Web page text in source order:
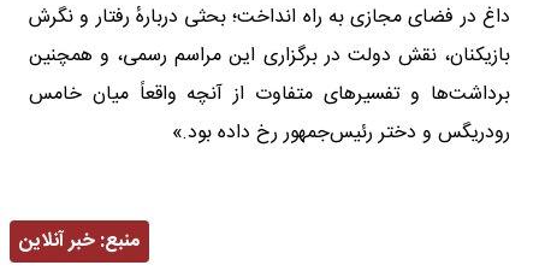
داغ در فضای مجازی به راه انداخت؛ بحثی دربارهٔ رفتار و نگرش
بازیکنان، نقش دولت در برگزاری این مراسم رسمی، و همچنین
برداشت‌ها و تفسیرهای متفاوت از آنچه واقعاً میان خامس
رودریگس و دختر رئیس‌جمهور رخ داده بود.»
منبع:خبر آنلاین